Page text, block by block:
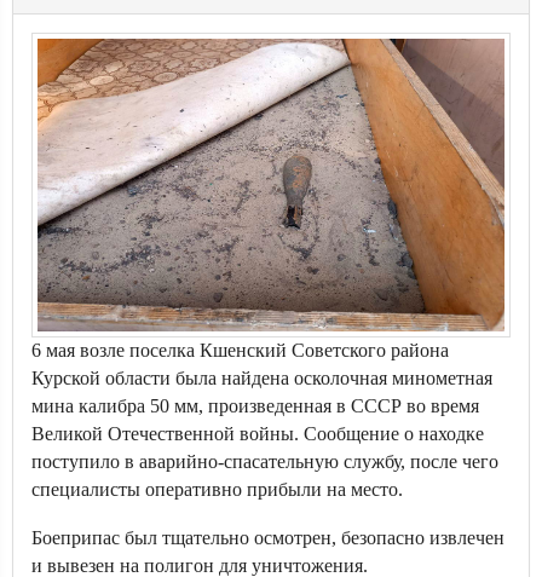
6 мая возле поселка Кшенский Советского района
Курской области была найдена осколочная минометная
мина калибра 50 мм, произведенная в СССР во время
Великой Отечественной войны. Сообщение о находке
поступило в аварийно-спасательную службу, после чего
специалисты оперативно прибыли на место.
Боеприпас был тщательно осмотрен, безопасно извлечен
и вывезен на полигон для уничтожения.